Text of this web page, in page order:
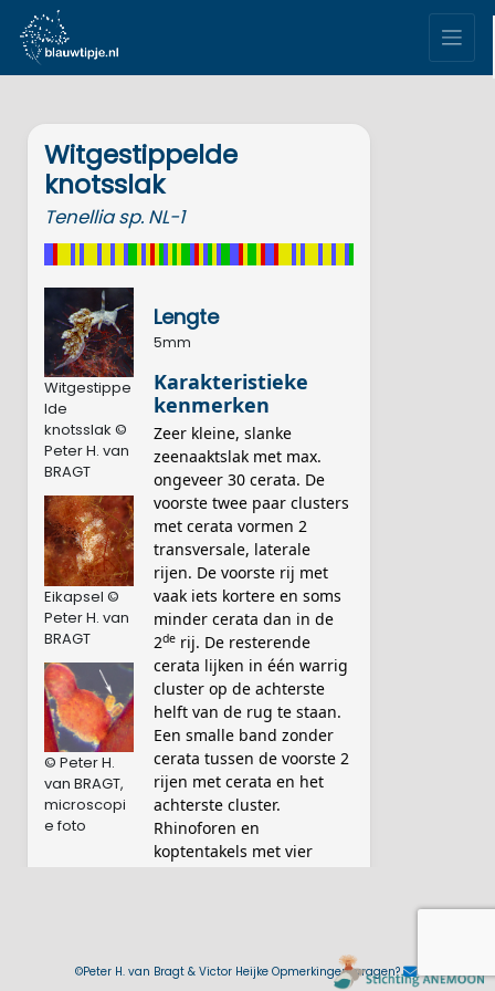
Witgestippelde
knotsslak
Tenellia sp. NL-1
Witgestippe
lde
knotsslak ©
Peter H. van
BRAGT
Eikapsel ©
Peter H. van
BRAGT
© Peter H.
van BRAGT,
microscopi
e foto
Lengte
5mm
Karakteristieke
kenmerken
Zeer kleine, slanke
zeenaaktslak met max.
ongeveer 30 cerata. De
voorste twee paar clusters
met cerata vormen 2
transversale, laterale
rijen. De voorste rij met
vaak iets kortere en soms
minder cerata dan in de
2de rij. De resterende
cerata lijken in één warrig
cluster op de achterste
helft van de rug te staan.
Een smalle band zonder
cerata tussen de voorste 2
rijen met cerata en het
achterste cluster.
Rhinoforen en
koptentakels met vier
pigmentband; een witte
©Peter H. van Bragt & Victor Heijke Opmerkingen, vragen?